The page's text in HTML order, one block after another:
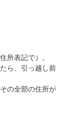
所表記で）。
ら、引っ越し前
の全部の住所が